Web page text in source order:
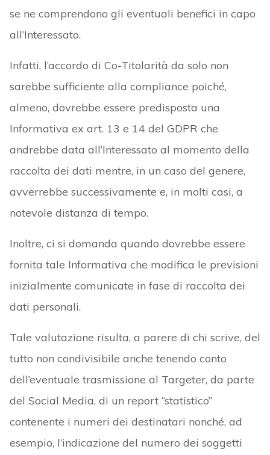
se ne comprendono gli eventuali benefici in capo
all’Interessato.
Infatti, l’accordo di Co-Titolarità da solo non
sarebbe sufficiente alla compliance poiché,
almeno, dovrebbe essere predisposta una
Informativa ex art. 13 e 14 del GDPR che
andrebbe data all’Interessato al momento della
raccolta dei dati mentre, in un caso del genere,
avverrebbe successivamente e, in molti casi, a
notevole distanza di tempo.
Inoltre, ci si domanda quando dovrebbe essere
fornita tale Informativa che modifica le previsioni
inizialmente comunicate in fase di raccolta dei
dati personali.
Tale valutazione risulta, a parere di chi scrive, del
tutto non condivisibile anche tenendo conto
dell’eventuale trasmissione al Targeter, da parte
del Social Media, di un report “statistico”
contenente i numeri dei destinatari nonché, ad
esempio, l’indicazione del numero dei soggetti